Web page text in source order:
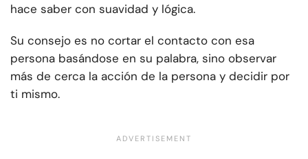
hace saber con suavidad y lógica.
Su consejo es no cortar el contacto con esa
persona basándose en su palabra, sino observar
más de cerca la acción de la persona y decidir por
ti mismo.